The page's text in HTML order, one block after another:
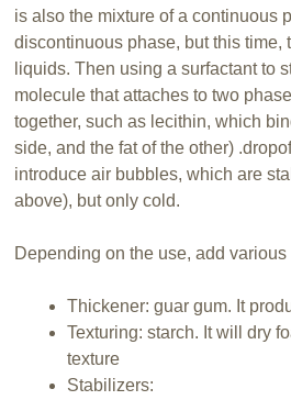
is also the mixture of a continuous
discontinuous phase, but this time,
liquids. Then using a surfactant to
molecule that attaches to two
together, such as lecithin, which
side, and the fat of the other)
introduce air bubbles, which are
above), butonly cold.
Depending on the use, add various
Thickener: guar gum. It
Texturing: starch. It will dry
texture
Stabilizers: